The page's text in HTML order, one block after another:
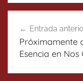
de
entradas
Entrada
Próximamente
Esencia en Nos